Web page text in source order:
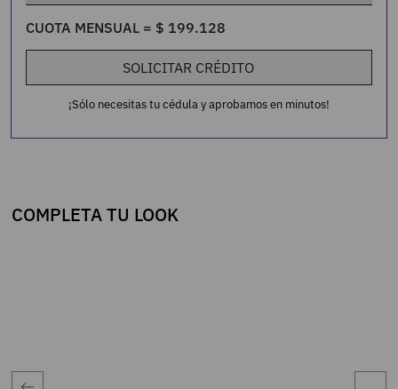
CUOTA MENSUAL = $ 199.128
SOLICITAR CRÉDITO
¡Sólo necesitas tu cédula y aprobamos en minutos!
COMPLETA TU LOOK